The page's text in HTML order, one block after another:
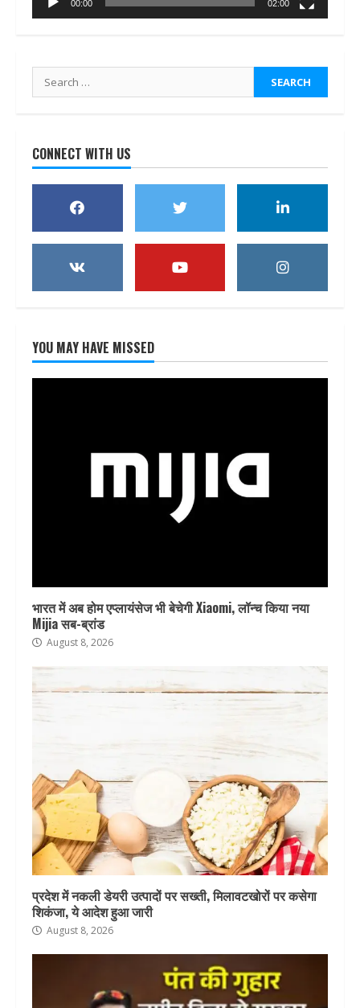
00:00 02:00
Search
for:
CONNECT WITH US
YOU MAY HAVE MISSED
भारत में अब होम एप्लायंसेज भी बेचेगी Xiaomi, लॉन्च किया नया
Mijia सब-ब्रांड
August 8, 2026
प्रदेश में नकली डेयरी उत्पादों पर सख्ती, मिलावटखोरों पर कसेगा
शिकंजा, ये आदेश हुआ जारी
August 8, 2026